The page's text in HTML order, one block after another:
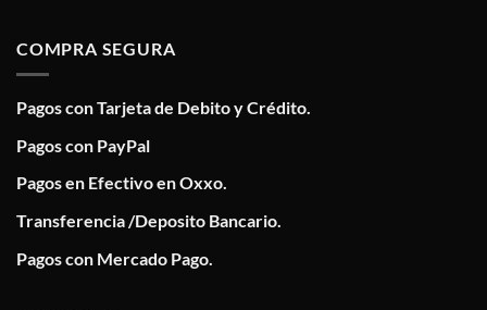
COMPRA SEGURA
Pagos con Tarjeta de Debito y Crédito.
Pagos con PayPal
Pagos en Efectivo en Oxxo.
Transferencia /Deposito Bancario.
Pagos con Mercado Pago.